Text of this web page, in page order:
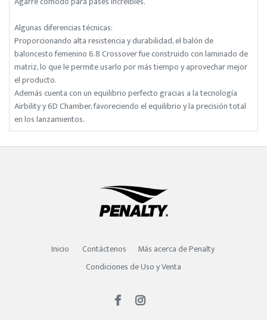
Algunas diferencias técnicas:
Proporcionando alta resistencia y durabilidad, el balón de
baloncesto femenino 6.8 Crossover fue construido con laminado de
matriz, lo que le permite usarlo por más tiempo y aprovechar mejor
el producto.
Además cuenta con un equilibrio perfecto gracias a la tecnología
Airbility y 6D Chamber, favoreciendo el equilibrio y la precisión total
en los lanzamientos.
Inicio Contáctenos
Más acerca de Penalty
Condiciones de Uso y Venta